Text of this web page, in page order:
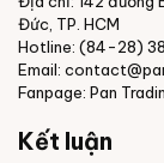
Đức, TP. HCM
Hotline: (84-28)
Email:
Fanpage: Pan
Kết luận